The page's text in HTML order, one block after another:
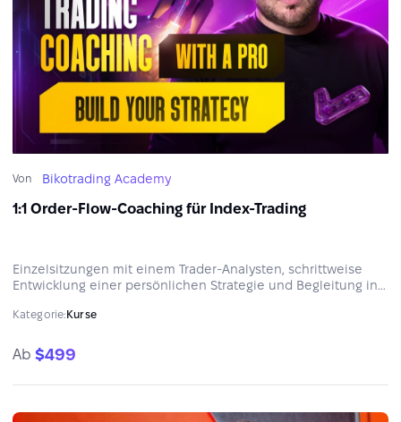
Von Bikotrading Academy
1:1 Order-Flow-Coaching für Index-Trading
Einzelsitzungen mit einem Trader-Analysten, schrittweise
Entwicklung einer persönlichen Strategie und Begleitung in
individuelles Mentoring, abgestimmt auf Ziele und Erfahrung.
Kategorie: Kurse
Ab $499